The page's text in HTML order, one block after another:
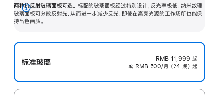
两种抗反射玻璃面板可选。 标配的玻璃面板经过特别设计，反光率极低。纳米纹理
玻璃面板可分散反射光，从而进一步减少反光，即使在高亮光源的工作场所也能保
持出色画质。
展
开
标准玻璃 RMB 11,999 起
或 RMB 500/月 (24 期) 起